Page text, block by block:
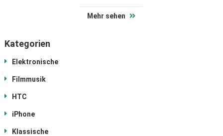
Mehr sehen
Kategorien
Elektronische
Filmmusik
HTC
iPhone
Klassische